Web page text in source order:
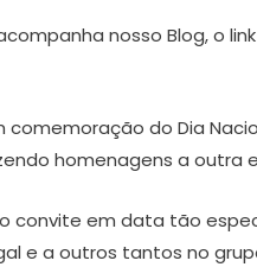
nosso Blog, o
comemoração do Dia
homenagens a outra
convite em data tão
e a outros tantos no